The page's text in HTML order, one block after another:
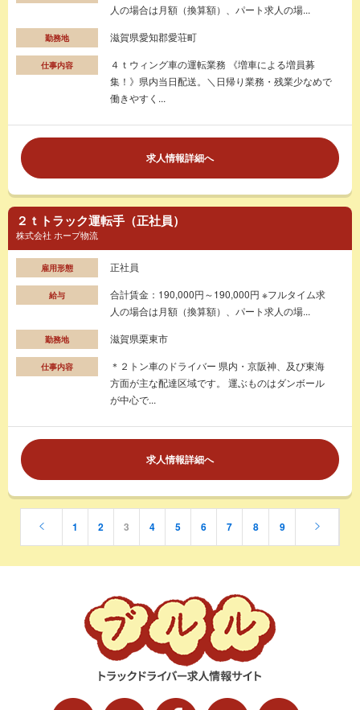
人の場合は月額（換算額）、パート求人の場...
勤務地 滋賀県愛知郡愛荘町
仕事内容
４ｔウィング車の運転業務 《増車による増員募
集！》県内当日配送。＼日帰り業務・残業少なめで
働きやすく...
求人情報詳細へ
２ｔトラック運転手（正社員）
株式会社 ホープ物流
雇用形態 正社員
給与
合計賃金：190,000円～190,000円 ※フルタイム求
人の場合は月額（換算額）、パート求人の場...
勤務地 滋賀県栗東市
仕事内容
＊２トン車のドライバー 県内・京阪神、及び東海
方面が主な配達区域です。 運ぶものはダンボール
が中心で...
求人情報詳細へ
1 2 3 4 5 6 7 8 9